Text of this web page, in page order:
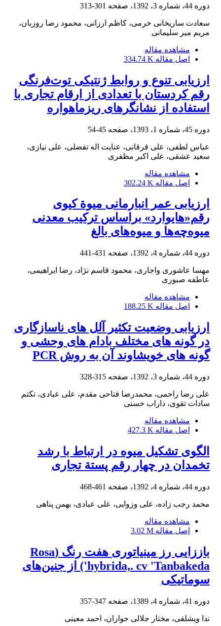
دوره 44، شماره 3، 1392، صفحه 301-313
سعادت ساریخانی خرمی، کاظم ارزانی، محمود رضا روزبان،
مریم میر سلیمانی
مشاهده مقاله
اصل مقاله 334.74 K
ارزیابی تنوع و روابط ژنتیکی توت‌فرنگی
رقم کردستان با تعدادی از ارقام تجاری‌ با
استفاده از نشانگرهای ریز‏ماهواره
دوره 45، شماره 1، 1393، صفحه 45-54
عباس لطفی، علی قرقانی، عنایت اله تفضلی، علی نیازی،
سعید عشقی، علی اکبر مظفری
مشاهده مقاله
اصل مقاله 302.24 K
ارزیابی عمر انبارمانی میوة کیوی
رقم«هایوارد» بر‌اساس ترکیب معدنی
میوه‌چه‌ها و میوه‌های بالغ
دوره 44، شماره 4، 1392، صفحه 431-441
مهسا عاشوری واجاری، محمود قاسم نژاد، رضا ابراهیمی،
عاطفه صبوری
مشاهده مقاله
اصل مقاله 188.25 K
ارزیابی وضعیت تکثیر آلل های ناسازگاری
در گونه های مختلف بادام های وحشی و
گونه های خویشاوند آن به روش PCR
دوره 44، شماره 3، 1392، صفحه 315-328
علی رضا راحمی، محمدرضا فتاحی مقدم، علی عبادی، تکتم
سادات تقوی، داراب حسنی
مشاهده مقاله
اصل مقاله 427.3 K
الگوی تشکیل میوه در ارتباط با رشد
تخمدان در چهار ‌رقم پستة تجاری
دوره 44، شماره 4، 1392، صفحه 461-468
محمد رجب زاده، علی وزوایی، علی عبادی، بهمن پناهی
مشاهده مقاله
اصل مقاله 3.02 M
باززایی رز مینیاتوری هفت رنگ (Rosa
hybrida,. cv 'Tanbakeda') از جنین‌های
سوماتیکی
دوره 41، شماره 4، 1389، صفحه 347-357
ندا ویشلقی، مختار جلالی جواران، احمد معینی